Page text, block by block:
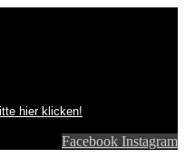
hier klicken!
Facebook Instagram